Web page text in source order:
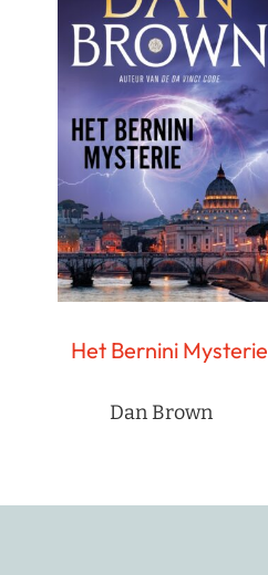
Het Bernini Mysterie
Dan Brown